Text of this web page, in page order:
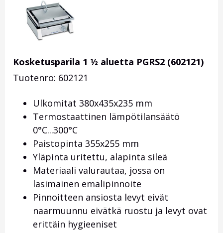
Kosketusparila 1 ½ aluetta PGRS2 (602121)
Tuotenro: 602121
Ulkomitat 380x435x235 mm
Termostaattinen lämpötilansäätö
0°C...300°C
Paistopinta 355x255 mm
Yläpinta uritettu, alapinta sileä
Materiaali valurautaa, jossa on
lasimainen emalipinnoite
Pinnoitteen ansiosta levyt eivät
naarmuunnu eivätkä ruostu ja levyt ovat
erittäin hygieeniset